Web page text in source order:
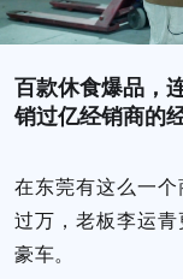
百款休食爆品，
销过亿经销商的
在东莞有这么一
过万，老板李运
豪车。